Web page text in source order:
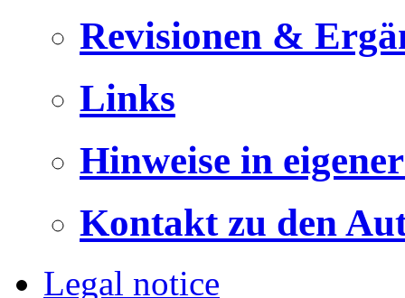
Revisionen &
Links
Hinweise in
Kontakt zu den
Legal notice